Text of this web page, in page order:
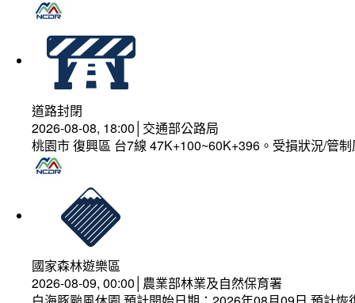
道路封閉
2026-08-08, 18:00│交通部公路局
桃園市 復興區 台7線 47K+100~60K+396。受損狀況/管
國家森林遊樂區
2026-08-09, 00:00│農業部林業及自然保育署